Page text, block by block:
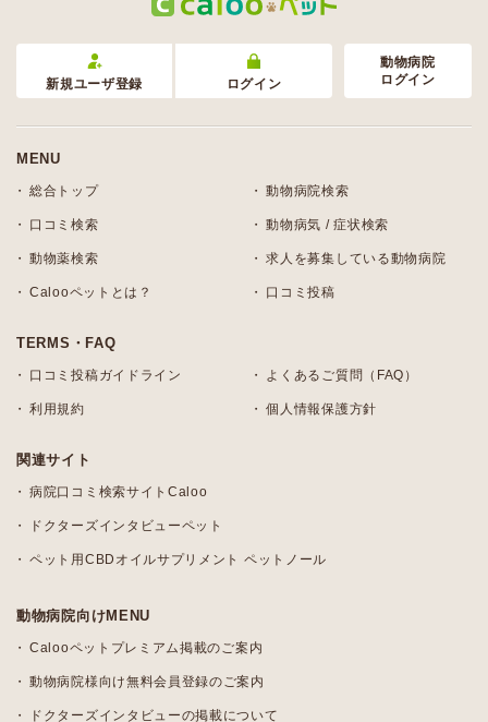
新規ユーザ登録 ログイン
動物病院
ログイン
MENU
総合トップ 動物病院検索
口コミ検索 動物病気 / 症状検索
動物薬検索 求人を募集している動物病院
Calooペットとは？ 口コミ投稿
TERMS・FAQ
口コミ投稿ガイドライン よくあるご質問（FAQ）
利用規約 個人情報保護方針
関連サイト
病院口コミ検索サイトCaloo
ドクターズインタビューペット
ペット用CBDオイルサプリメント ペットノール
動物病院向けMENU
Calooペットプレミアム掲載のご案内
動物病院様向け無料会員登録のご案内
ドクターズインタビューの掲載について